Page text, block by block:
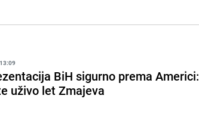
BiH sigurno prema Americi:
uživo let Zmajeva